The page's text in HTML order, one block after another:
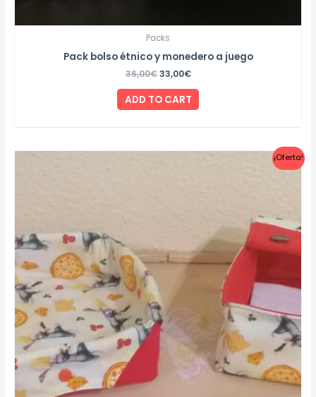
Packs
Pack bolso étnico y monedero a juego
36,00€ 33,00€
ADD TO CART
¡Oferta!